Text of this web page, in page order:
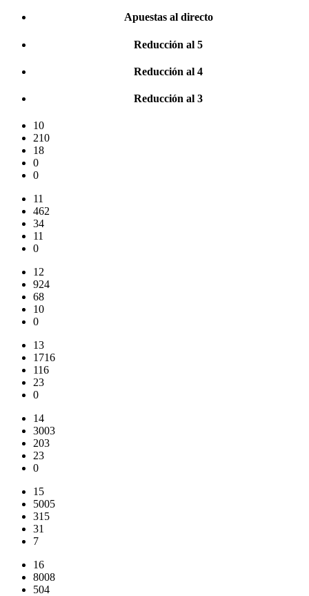
Apuestas al directo
Reducción al 5
Reducción al 4
Reducción al 3
10
210
18
0
0
11
462
34
11
0
12
924
68
10
0
13
1716
116
23
0
14
3003
203
23
0
15
5005
315
31
7
16
8008
504